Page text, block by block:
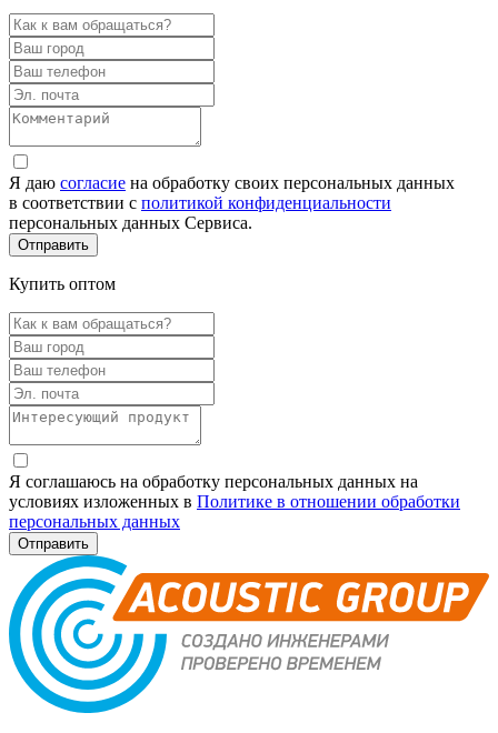
Я даю согласие на обработку своих персональных данных
в соответствии с политикой конфиденциальности
персональных данных Сервиса.
Купить оптом
Я соглашаюсь на обработку персональных данных на
условиях изложенных в Политике в отношении обработки
персональных данных